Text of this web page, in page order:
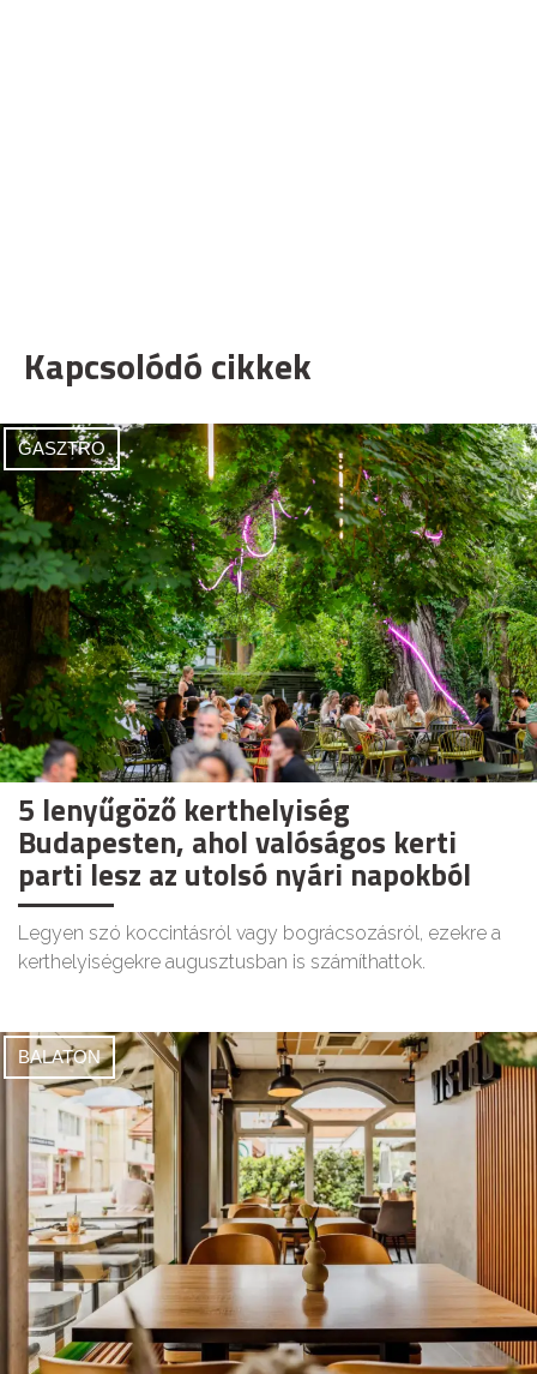
Kapcsolódó cikkek
GASZTRO
5 lenyűgöző kerthelyiség
Budapesten, ahol valóságos kerti
parti lesz az utolsó nyári napokból
Legyen szó koccintásról vagy bográcsozásról, ezekre a
kerthelyiségekre augusztusban is számíthattok.
BALATON